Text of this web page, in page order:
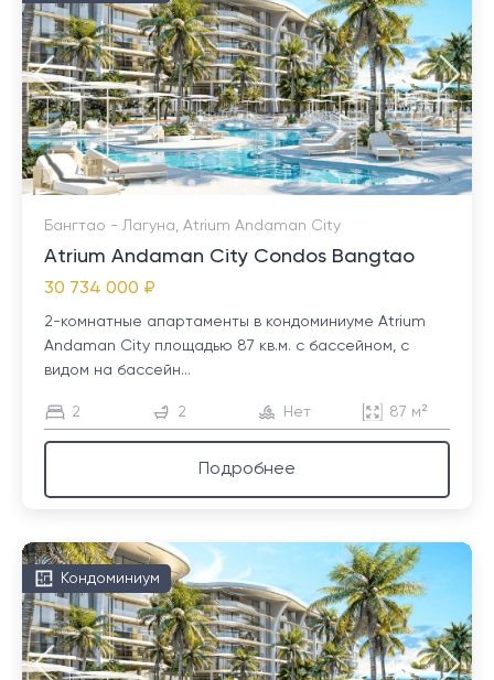
Бангтао - Лагуна, Atrium Andaman City
Atrium Andaman City Condos Bangtao
30 734 000 ₽
2-комнатные апартаменты в кондоминиуме Atrium
Andaman City площадью 87 кв.м. с бассейном, с
видом на бассейн...
2 2 Нет 87 м²
Подробнее
Кондоминиум